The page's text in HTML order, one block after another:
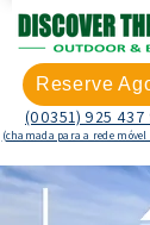
Reserve
(00351) 925 437
(chamada para a rede